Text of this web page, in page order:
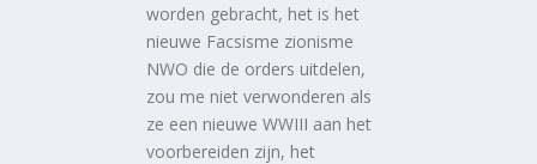
worden gebracht, het is het
nieuwe Facsisme zionisme
NWO die de orders uitdelen,
zou me niet verwonderen als
ze een nieuwe WWIII aan het
voorbereiden zijn, het